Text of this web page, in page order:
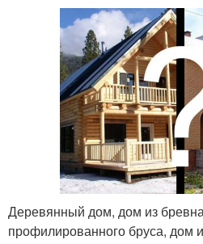
Деревянный дом, дом из
профилированного бруса, дом